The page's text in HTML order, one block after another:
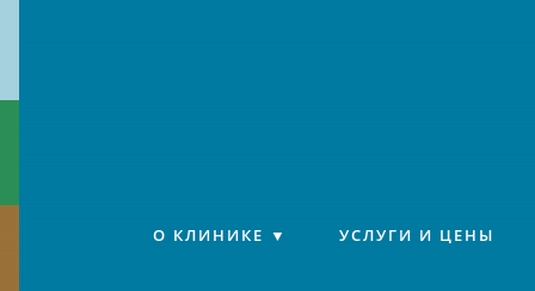
О КЛИНИКЕ УСЛУГИ И ЦЕНЫ